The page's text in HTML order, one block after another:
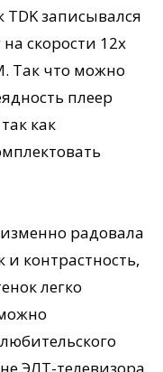
TDK записывался
скорости 12х
Так что можно
плеер
как
радовала
и контрастность,
легко